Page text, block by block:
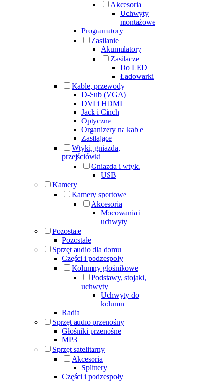
Akcesoria
Uchwyty
montażowe
Programatory
Zasilanie
Akumulatory
Zasilacze
Do LED
Ładowarki
Kable, przewody
D-Sub (VGA)
DVI i HDMI
Jack i Cinch
Optyczne
Organizery na kable
Zasilające
Wtyki, gniazda,
przejściówki
Gniazda i wtyki
USB
Kamery
Kamery sportowe
Akcesoria
Mocowania i
uchwyty
Pozostałe
Pozostałe
Sprzęt audio dla domu
Części i podzespoły
Kolumny głośnikowe
Podstawy, stojaki,
uchwyty
Uchwyty do
kolumn
Radia
Sprzęt audio przenośny
Głośniki przenośne
MP3
Sprzęt satelitarny
Akcesoria
Splittery
Części i podzespoły